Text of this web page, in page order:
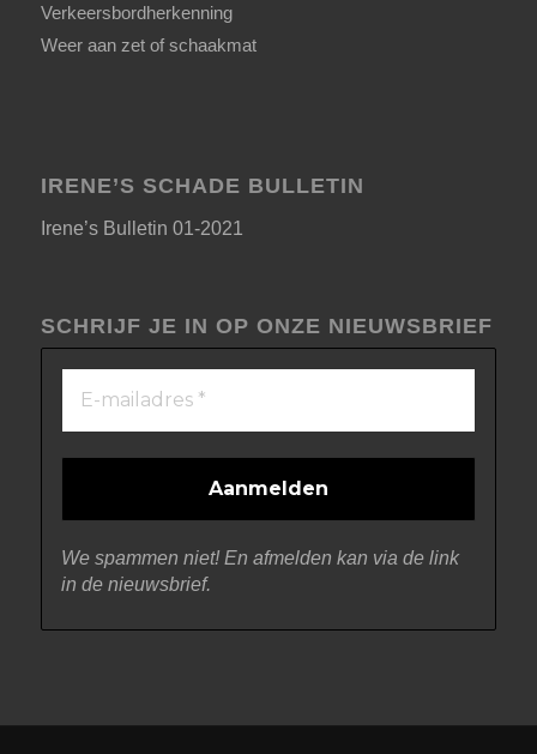
Verkeersbordherkenning
Weer aan zet of schaakmat
IRENE’S SCHADE BULLETIN
Irene’s Bulletin 01-2021
SCHRIJF JE IN OP ONZE NIEUWSBRIEF
We spammen niet! En afmelden kan via de link
in de nieuwsbrief.